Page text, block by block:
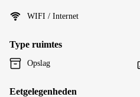
WIFI / Internet
Type ruimtes
Opslag
Eetgelegenheden